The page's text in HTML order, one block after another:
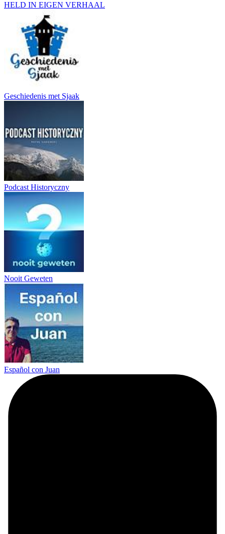
HELD IN EIGEN VERHAAL
Geschiedenis met Sjaak
Podcast Historyczny
Nooit Geweten
Español con Juan